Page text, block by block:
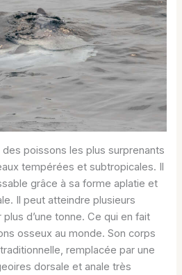
des poissons les plus surprenants
tempérées et subtropicales. Il
grâce à sa forme aplatie et
Il peut atteindre plusieurs
d’une tonne. Ce qui en fait
osseux au monde. Son corps
remplacée par une
dorsale et anale très